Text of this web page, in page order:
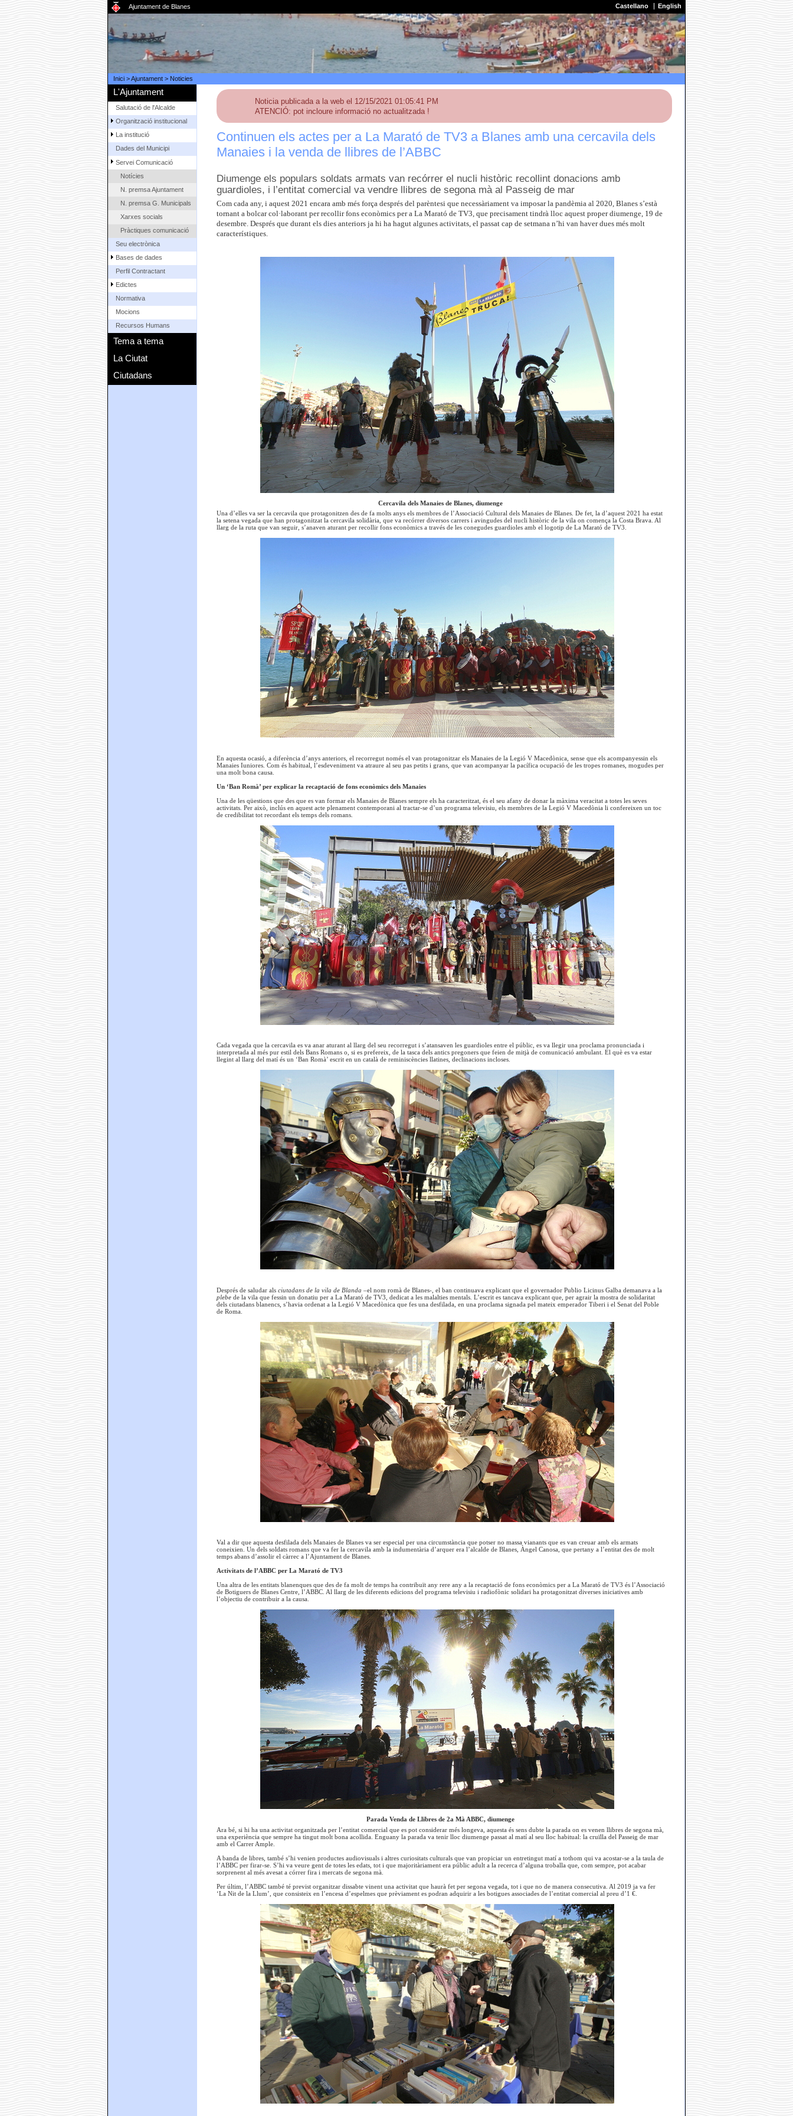
Ajuntament de Blanes Castellano English
Inici>Ajuntament> Noticies
L'Ajuntament
Salutació de l'Alcalde
Organització institucional
La institució
Dades del Municipi
Servei Comunicació
Notícies
N. premsa Ajuntament
N. premsa G. Municipals
Xarxes socials
Pràctiques comunicació
Seu electrònica
Bases de dades
Perfil Contractant
Edictes
Normativa
Mocions
Recursos Humans
Tema a tema
La Ciutat
Ciutadans
Noticia publicada a la web el 12/15/2021 01:05:41 PM
ATENCIÓ: pot incloure informació no actualitzada !
Continuen els actes per a La Marató de TV3 a Blanes amb una cercavila dels
Manaies i la venda de llibres de l’ABBC
Diumenge els populars soldats armats van recórrer el nucli històric recollint donacions amb
guardioles, i l’entitat comercial va vendre llibres de segona mà al Passeig de mar
Com cada any, i aquest 2021 encara amb més força després del parèntesi que necessàriament va imposar la pandèmia al 2020, Blanes s’està
tornant a bolcar col·laborant per recollir fons econòmics per a La Marató de TV3, que precisament tindrà lloc aquest proper diumenge, 19 de
desembre. Després que durant els dies anteriors ja hi ha hagut algunes activitats, el passat cap de setmana n’hi van haver dues més molt
característiques.
Cercavila dels Manaies de Blanes, diumenge
Una d’elles va ser la cercavila que protagonitzen des de fa molts anys els membres de l’Associació Cultural dels Manaies de Blanes. De fet, la d’aquest 2021 ha estat
la setena vegada que han protagonitzat la cercavila solidària, que va recórrer diversos carrers i avingudes del nucli històric de la vila on comença la Costa Brava. Al
llarg de la ruta que van seguir, s’anaven aturant per recollir fons econòmics a través de les conegudes guardioles amb el logotip de La Marató de TV3.
En aquesta ocasió, a diferència d’anys anteriors, el recorregut només el van protagonitzar els Manaies de la Legió V Macedònica, sense que els acompanyessin els
Manaies Iuniores. Com és habitual, l’esdeveniment va atraure al seu pas petits i grans, que van acompanyar la pacífica ocupació de les tropes romanes, mogudes per
una molt bona causa.
Un ‘Ban Romà’ per explicar la recaptació de fons econòmics dels Manaies
Una de les qüestions que des que es van formar els Manaies de Blanes sempre els ha caracteritzat, és el seu afany de donar la màxima veracitat a totes les seves
activitats. Per això, inclús en aquest acte plenament contemporani al tractar-se d’un programa televisiu, els membres de la Legió V Macedònia li confereixen un toc
de credibilitat tot recordant els temps dels romans.
Cada vegada que la cercavila es va anar aturant al llarg del seu recorregut i s’atansaven les guardioles entre el públic, es va llegir una proclama pronunciada i
interpretada al més pur estil dels Bans Romans o, si es prefereix, de la tasca dels antics pregoners que feien de mitjà de comunicació ambulant. El què es va estar
llegint al llarg del matí és un ‘Ban Romà’ escrit en un català de reminiscències llatines, declinacions incloses.
Després de saludar als ciutadans de la vila de Blanda –el nom romà de Blanes-, el ban continuava explicant que el governador Publio Licinus Galba demanava a la
plebede la vila que fessin un donatiu per a La Marató de TV3, dedicat a les malalties mentals. L’escrit es tancava explicant que, per agrair la mostra de solidaritat
dels ciutadans blanencs, s’havia ordenat a la Legió V Macedònica que fes una desfilada, en una proclama signada pel mateix emperador Tiberi i el Senat del Poble
de Roma.
Val a dir que aquesta desfilada dels Manaies de Blanes va ser especial per una circumstància que potser no massa vianants que es van creuar amb els armats
coneixien. Un dels soldats romans que va fer la cercavila amb la indumentària d’arquer era l’alcalde de Blanes, Àngel Canosa, que pertany a l’entitat des de molt
temps abans d’assolir el càrrec a l’Ajuntament de Blanes.
Activitats de l’ABBC per La Marató de TV3
Una altra de les entitats blanenques que des de fa molt de temps ha contribuït any rere any a la recaptació de fons econòmics per a La Marató de TV3 és l’Associació
de Botiguers de Blanes Centre, l’ABBC. Al llarg de les diferents edicions del programa televisiu i radiofònic solidari ha protagonitzat diverses iniciatives amb
l’objectiu de contribuir a la causa.
Parada Venda de Llibres de 2a Mà ABBC, diumenge
Ara bé, si hi ha una activitat organitzada per l’entitat comercial que es pot considerar més longeva, aquesta és sens dubte la parada on es venen llibres de segona mà,
una experiència que sempre ha tingut molt bona acollida. Enguany la parada va tenir lloc diumenge passat al matí al seu lloc habitual: la cruïlla del Passeig de mar
amb el Carrer Ample.
A banda de libres, també s’hi venien productes audiovisuals i altres curiositats culturals que van propiciar un entretingut matí a tothom qui va acostar-se a la taula de
l’ABBC per firar-se. S’hi va veure gent de totes les edats, tot i que majoritàriament era públic adult a la recerca d’alguna troballa que, com sempre, pot acabar
sorprenent al més avesat a córrer fira i mercats de segona mà.
Per últim, l’ABBC també té previst organitzar dissabte vinent una activitat que haurà fet per segona vegada, tot i que no de manera consecutiva. Al 2019 ja va fer
‘La Nit de la Llum’, que consisteix en l’encesa d’espelmes que prèviament es podran adquirir a les botigues associades de l’entitat comercial al preu d’1 €.